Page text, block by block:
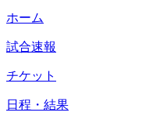
ホーム
試合速報
チケット
日程・結果